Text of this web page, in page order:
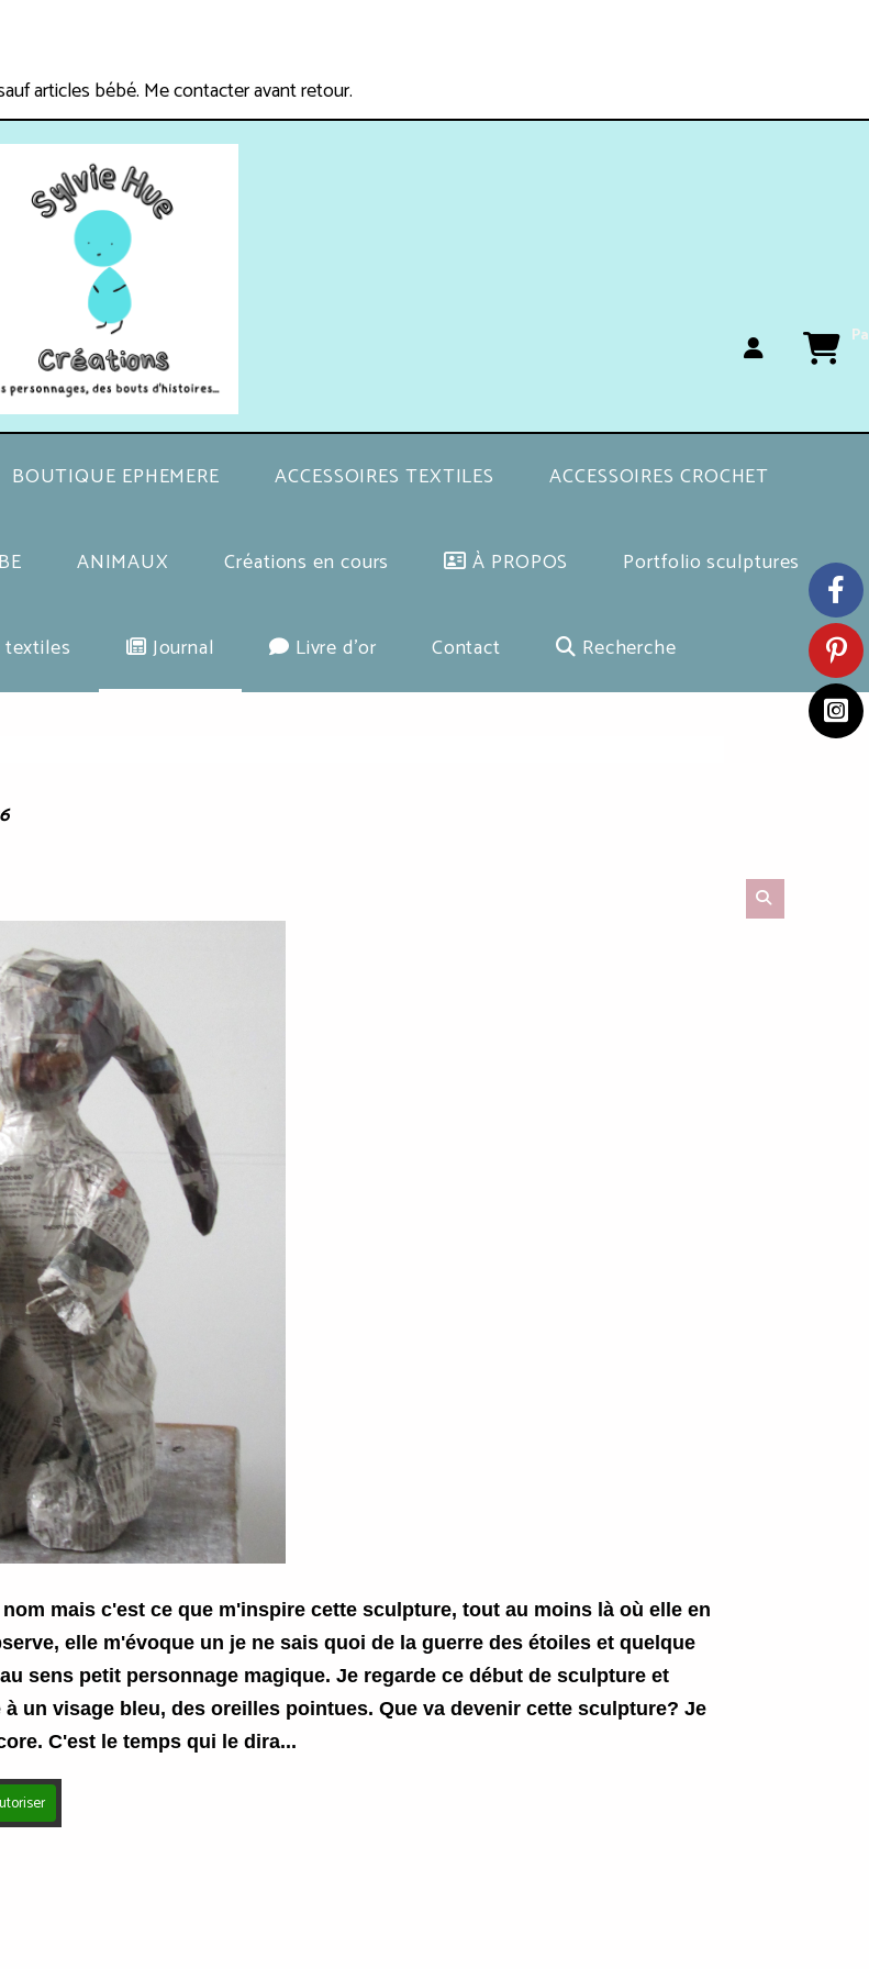
articles bébé. Me contacter avant retour.
BOUTIQUE EPHEMERE ACCESSOIRES TEXTILES ACCESSOIRES CROCHET
ANIMAUX Créations en cours À PROPOS Portfolio sculptures
Journal Livre d'or Contact Recherche
mais c'est ce que m'inspire cette sculpture, tout au moins là où elle en
elle m'évoque un je ne sais quoi de la guerre des étoiles et quelque
sens petit personnage magique. Je regarde ce début de sculpture et
à un visage bleu, des oreilles pointues. Que va devenir cette sculpture? Je
C'est le temps qui le dira...